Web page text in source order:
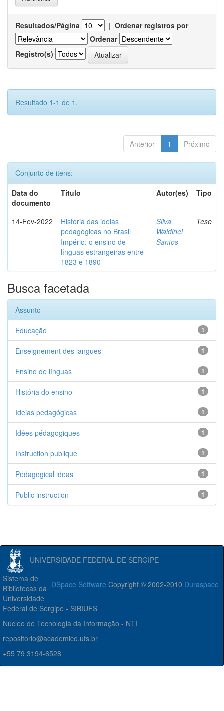
Resultados/Página | Ordenar registros por
Ordenar
Registro(s)
Resultado 1-1 de 1.
Anterior 1 Próximo
Conjunto de itens:
Data do
documento
Título Autor(es) Tipo
14-Fev-2022
História das ideias
pedagógicas no Brasil
Império: o ensino de
línguas estrangeiras entre
1823 e 1890
Silva,
Waldinei
Santos
Tese
Busca facetada
Assunto
1
Educação
1
Enseignement des langues
1
Ensino de línguas
1
História do ensino
1
Ideias pedagógicas
1
Idées pédagogiques
1
Instruction publique
1
Pedagogical ideas
1
Public instruction
UNIVERSIDADE FEDERAL DE SERGIPE
DSpace Software Copyright © 2002-2010 Duraspace
Sistema de
Bibliotecas da
Universidade
Federal de Sergipe - SIBIUFS
Núcleo de Tecnologia da Informação - NTI
repositorio@academico.ufs.br
+55 79 3194-6528